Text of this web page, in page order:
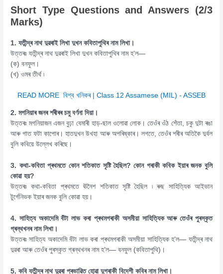
Short Type Questions and Answers (2/3
Marks)
1. যতীন্দ্ৰ নাথ দুৱৰাই লিখা দুখন কবিতাপুথিৰ নাম লিখা।
উত্তৰঃ যতীন্দ্ৰ নাথ দুৱৰাই লিখা দুখন কবিতাপুথিৰ নাম হ’ল—
(ক) বনফুল।
(খ) ওমৰ তীৰ্থ ৷
READ MORE বিশ্ব খনিকৰ | Class 12 Assamese (MIL) - ASSEB
2. মগনিয়াৰ জনৰ শৰীৰৰ চমু বৰ্ণনা দিয়া।
উত্তৰঃ মগনিয়াজন এজন বুঢ়া বেমাৰী হাড়-ছাল ওলোৱা লোক। তেওঁৰ ওঁঠ শেঁতা, চকু দুটা ৰঙা
আৰু গাত ফটা কাপোৰ। হাতদুখন উখহা আৰু অপৰিষ্কাৰ। লগতে, তেওঁৰ শৰীৰ অতিকৈ দুৰ্বল
বুলি কবিয়ে উল্লেখ কৰিছে।
3. কথা-কবিতা প্ৰথমতে কোন শতিকাত সৃষ্টি হৈছিল? কোন গৰাকী কবিক ইয়াৰ জনক বুলি
কোৱা হয়?
উত্তৰঃ কথা-কবিতা প্ৰথমতে ঊনৈশ শতিকাত সৃষ্টি হৈছিল ৷ ৰুছ সাহিত্যিক আইভান
টুৰ্গেনিভক ইয়াৰ জনক বুলি কোৱা হয়।
4. সাহিত্য অকাদেমি বঁটা লাভ কৰা প্ৰথমগৰাকী অসমীয়া সাহিত্যিক আৰু তেওঁৰ পুৰস্কৃত
গ্ৰন্থখনৰ নাম লিখা।
উত্তৰঃ সাহিত্য অকাদেমি বঁটা লাভ কৰা প্ৰথমগৰাকী অসমীয়া সাহিত্যিক হ’ল— যতীন্দ্ৰ নাথ
দুৱৰা আৰু তেওঁৰ পুৰস্কৃত গ্ৰন্থখনৰ নাম হ’ল— বনফুল (কবিতাপুথি)।
5. কবি যতীন্দ্ৰ নাথ দুৱৰা প্ৰভাৱিত হোৱা দুগৰাকী বিদেশী কবিৰ নাম লিখা।